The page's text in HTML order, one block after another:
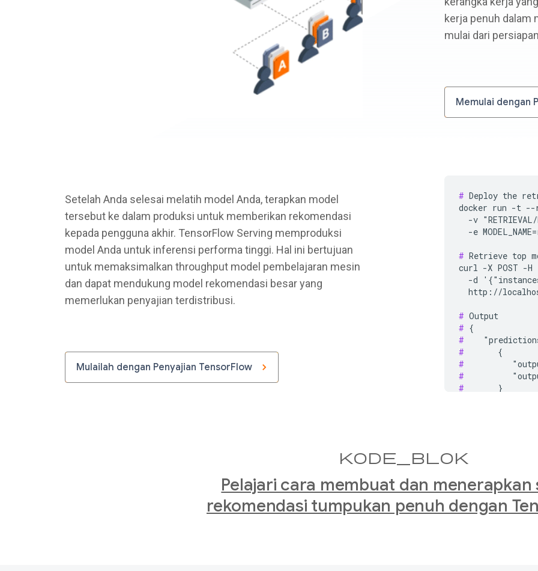
kerja penuh
mulai dari
Memulai dengan
Setelah Anda selesai melatih model Anda, terapkan model
tersebut ke dalam produksi untuk memberikan rekomendasi
kepada pengguna akhir. TensorFlow Serving memproduksi
model Anda untuk inferensi performa tinggi. Hal ini bertujuan
untuk memaksimalkan throughput model pembelajaran mesin
dan dapat mendukung model rekomendasi besar yang
memerlukan penyajian terdistribusi.
Mulailah dengan Penyajian TensorFlow
# Deploy the
docker run -t --
-v
-e
# Retrieve top
curl -X POST -
-d
http://
#
Output
#
#
#
#
#
#
-v "RANKING/
# Get the
curl -X POST -
kode_blok
Pelajari cara membuat dan menerapkan
rekomendasi tumpukan penuh dengan